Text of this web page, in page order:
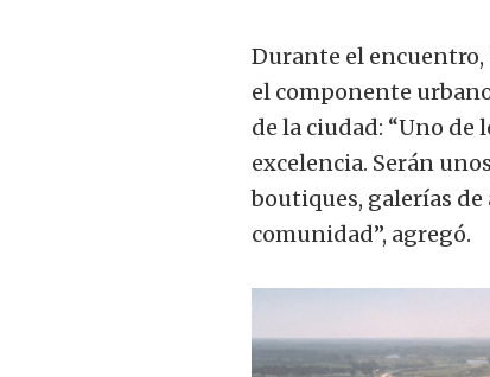
Durante el encuentro,
el componente
de la ciudad: “Uno de
excelencia. Serán
boutiques, galerías de
comunidad”, agregó.